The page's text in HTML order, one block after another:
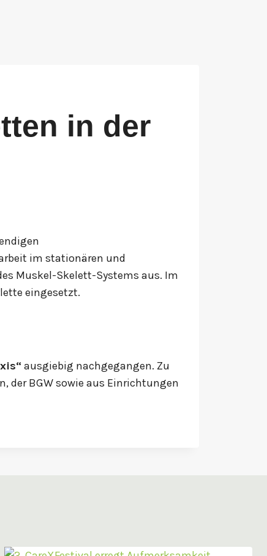
in der
im stationären und
Muskel-Skelett-Systems aus. Im
eingesetzt.
ausgiebig nachgegangen. Zu
der BGW sowie aus Einrichtungen